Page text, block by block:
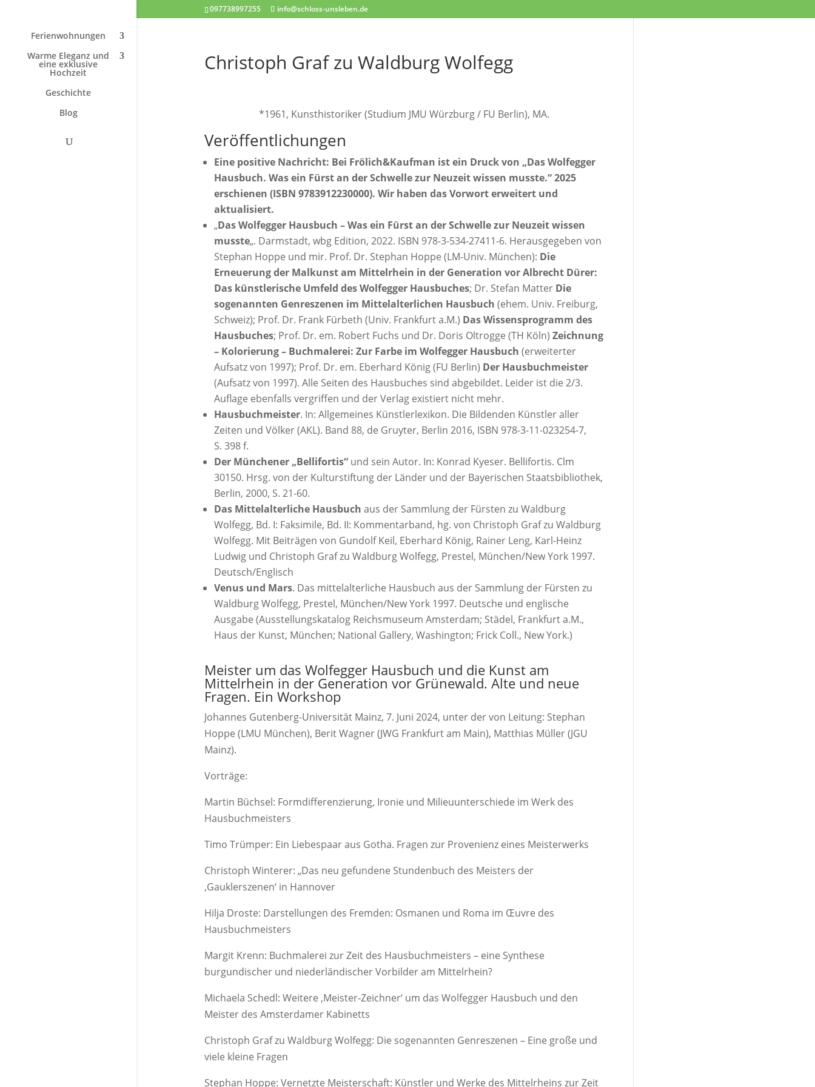
097738997255 info@schloss-unsleben.de
Ferienwohnungen
Warme Eleganz und
eine exklusive
Hochzeit
Geschichte
Blog
Christoph Graf zu Waldburg Wolfegg
*1961, Kunsthistoriker (Studium JMU Würzburg / FU Berlin), MA.
Veröffentlichungen
Eine positive Nachricht: Bei Frölich&Kaufman ist ein Druck von „Das Wolfegger
Hausbuch. Was ein Fürst an der Schwelle zur Neuzeit wissen musste.“ 2025
erschienen (ISBN 9783912230000). Wir haben das Vorwort erweitert und
aktualisiert.
„Das Wolfegger Hausbuch – Was ein Fürst an der Schwelle zur Neuzeit wissen
musste„. Darmstadt, wbg Edition, 2022. ISBN 978-3-534-27411-6. Herausgegeben von
Stephan Hoppe und mir. Prof. Dr. Stephan Hoppe (LM-Univ. München): Die
Erneuerung der Malkunst am Mittelrhein in der Generation vor Albrecht Dürer:
Das künstlerische Umfeld des Wolfegger Hausbuches; Dr. Stefan Matter Die
sogenannten Genreszenen im Mittelalterlichen Hausbuch (ehem. Univ. Freiburg,
Schweiz); Prof. Dr. Frank Fürbeth (Univ. Frankfurt a.M.) Das Wissensprogramm des
Hausbuches; Prof. Dr. em. Robert Fuchs und Dr. Doris Oltrogge (TH Köln) Zeichnung
– Kolorierung – Buchmalerei: Zur Farbe im Wolfegger Hausbuch (erweiterter
Aufsatz von 1997); Prof. Dr. em. Eberhard König (FU Berlin) Der Hausbuchmeister
(Aufsatz von 1997). Alle Seiten des Hausbuches sind abgebildet. Leider ist die 2/3.
Auflage ebenfalls vergriffen und der Verlag existiert nicht mehr.
Hausbuchmeister. In: Allgemeines Künstlerlexikon. Die Bildenden Künstler aller
Zeiten und Völker (AKL). Band 88, de Gruyter, Berlin 2016, ISBN 978-3-11-023254-7,
S. 398 f.
Der Münchener „Bellifortis“und sein Autor. In: Konrad Kyeser. Bellifortis. Clm
30150. Hrsg. von der Kulturstiftung der Länder und der Bayerischen Staatsbibliothek,
Berlin, 2000, S. 21-60.
Das Mittelalterliche Hausbuch aus der Sammlung der Fürsten zu Waldburg
Wolfegg, Bd. I: Faksimile, Bd. II: Kommentarband, hg. von Christoph Graf zu Waldburg
Wolfegg. Mit Beiträgen von Gundolf Keil, Eberhard König, Rainer Leng, Karl-Heinz
Ludwig und Christoph Graf zu Waldburg Wolfegg, Prestel, München/New York 1997.
Deutsch/Englisch
Venus und Mars. Das mittelalterliche Hausbuch aus der Sammlung der Fürsten zu
Waldburg Wolfegg, Prestel, München/New York 1997. Deutsche und englische
Ausgabe (Ausstellungskatalog Reichsmuseum Amsterdam; Städel, Frankfurt a.M.,
Haus der Kunst, München; National Gallery, Washington; Frick Coll., New York.)
Meister um das Wolfegger Hausbuch und die Kunst am
Mittelrhein in der Generation vor Grünewald. Alte und neue
Fragen. Ein Workshop
Johannes Gutenberg-Universität Mainz, 7. Juni 2024, unter der von Leitung: Stephan
Hoppe (LMU München), Berit Wagner (JWG Frankfurt am Main), Matthias Müller (JGU
Mainz).
Vorträge:
Martin Büchsel: Formdifferenzierung, Ironie und Milieuunterschiede im Werk des
Hausbuchmeisters
Timo Trümper: Ein Liebespaar aus Gotha. Fragen zur Provenienz eines Meisterwerks
Christoph Winterer: „Das neu gefundene Stundenbuch des Meisters der
‚Gauklerszenen‘ in Hannover
Hilja Droste: Darstellungen des Fremden: Osmanen und Roma im Œuvre des
Hausbuchmeisters
Margit Krenn: Buchmalerei zur Zeit des Hausbuchmeisters – eine Synthese
burgundischer und niederländischer Vorbilder am Mittelrhein?
Michaela Schedl: Weitere ‚Meister-Zeichner‘ um das Wolfegger Hausbuch und den
Meister des Amsterdamer Kabinetts
Christoph Graf zu Waldburg Wolfegg: Die sogenannten Genreszenen – Eine große und
viele kleine Fragen
Stephan Hoppe: Vernetzte Meisterschaft: Künstler und Werke des Mittelrheins zur Zeit